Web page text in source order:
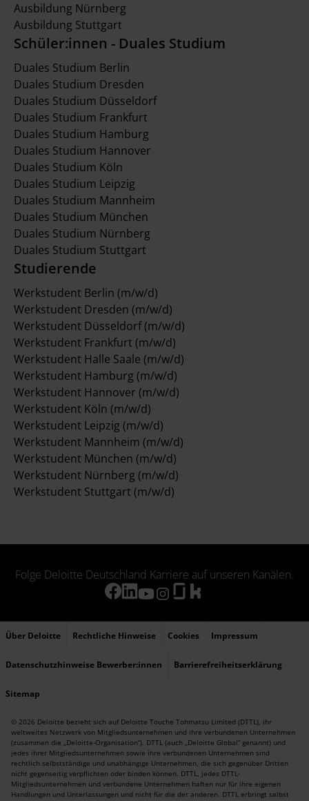
Ausbildung Nürnberg
Ausbildung Stuttgart
Schüler:innen - Duales Studium
Duales Studium Berlin
Duales Studium Dresden
Duales Studium Düsseldorf
Duales Studium Frankfurt
Duales Studium Hamburg
Duales Studium Hannover
Duales Studium Köln
Duales Studium Leipzig
Duales Studium Mannheim
Duales Studium München
Duales Studium Nürnberg
Duales Studium Stuttgart
Studierende
Werkstudent Berlin (m/w/d)
Werkstudent Dresden (m/w/d)
Werkstudent Düsseldorf (m/w/d)
Werkstudent Frankfurt (m/w/d)
Werkstudent Halle Saale (m/w/d)
Werkstudent Hamburg (m/w/d)
Werkstudent Hannover (m/w/d)
Werkstudent Köln (m/w/d)
Werkstudent Leipzig (m/w/d)
Werkstudent Mannheim (m/w/d)
Werkstudent München (m/w/d)
Werkstudent Nürnberg (m/w/d)
Werkstudent Stuttgart (m/w/d)
Folge Deloitte Deutschland Karriere auf unseren Kanälen.
Über Deloitte Rechtliche Hinweise Cookies Impressum
Datenschutzhinweise Bewerber:innen Barrierefreiheitserklärung
Sitemap
© 2026 Deloitte bezieht sich auf Deloitte Touche Tohmatsu Limited (DTTL), ihr
weltweites Netzwerk von Mitgliedsunternehmen und ihre verbundenen Unternehmen
(zusammen die „Deloitte-Organisation“). DTTL (auch „Deloitte Global“ genannt) und
jedes ihrer Mitgliedsunternehmen sowie ihre verbundenen Unternehmen sind
rechtlich selbstständige und unabhängige Unternehmen, die sich gegenüber Dritten
nicht gegenseitig verpflichten oder binden können. DTTL, jedes DTTL-
Mitgliedsunternehmen und verbundene Unternehmen haften nur für ihre eigenen
Handlungen und Unterlassungen und nicht für die der anderen. DTTL erbringt selbst